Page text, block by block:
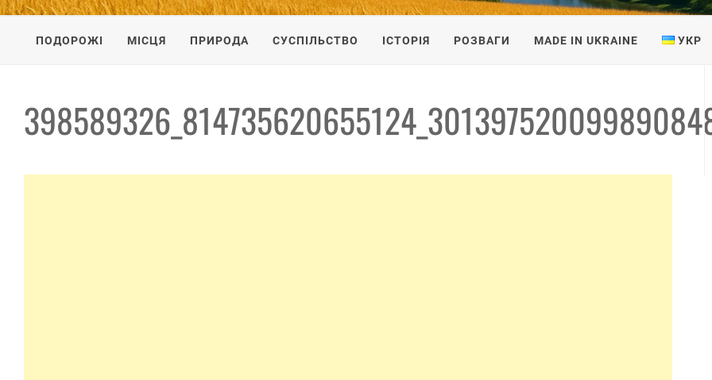
ПОДОРОЖІ МІСЦЯ ПРИРОДА СУСПІЛЬСТВО ІСТОРІЯ РОЗВАГИ MADE IN UKRAINE УКР